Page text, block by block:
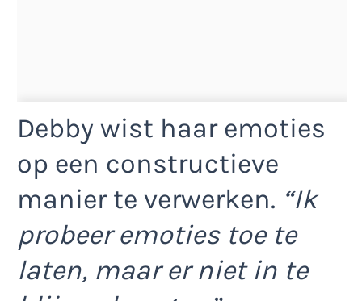
Debby wist haar emoties
op een constructieve
manier te verwerken. “Ik
probeer emoties toe te
laten, maar er niet in te